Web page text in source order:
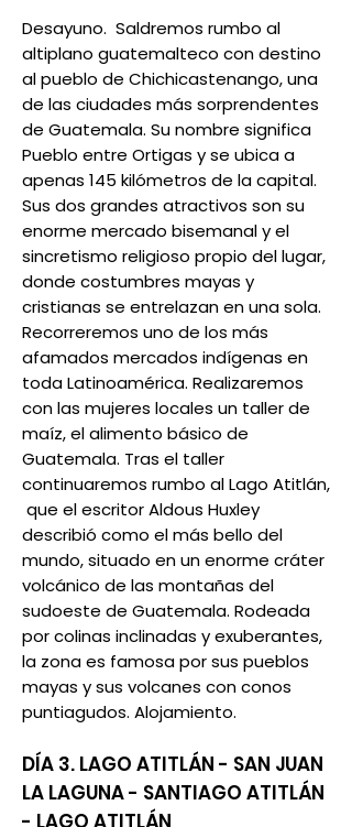
Desayuno. Saldremos rumbo al
altiplano guatemalteco con destino
al pueblo de Chichicastenango, una
de las ciudades más sorprendentes
de Guatemala. Su nombre significa
Pueblo entre Ortigas y se ubica a
apenas 145 kilómetros de la capital.
Sus dos grandes atractivos son su
enorme mercado bisemanal y el
sincretismo religioso propio del lugar,
donde costumbres mayas y
cristianas se entrelazan en una sola.
Recorreremos uno de los más
afamados mercados indígenas en
toda Latinoamérica. Realizaremos
con las mujeres locales un taller de
maíz, el alimento básico de
Guatemala. Tras el taller
continuaremos rumbo al Lago Atitlán,
que el escritor Aldous Huxley
describió como el más bello del
mundo, situado en un enorme cráter
volcánico de las montañas del
sudoeste de Guatemala. Rodeada
por colinas inclinadas y exuberantes,
la zona es famosa por sus pueblos
mayas y sus volcanes con conos
puntiagudos. Alojamiento.
DÍA 3. LAGO ATITLÁN - SAN JUAN
LA LAGUNA - SANTIAGO ATITLÁN
- LAGO ATITLÁN